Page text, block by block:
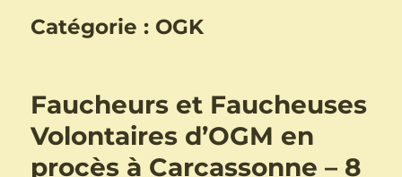
Catégorie : OGK
Faucheurs et Faucheuses
Volontaires d’OGM en
procès à Carcassonne – 8